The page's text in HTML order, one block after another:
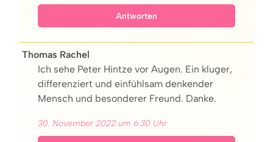
Antworten
Thomas Rachel
Ich sehe Peter Hintze vor Augen. Ein kluger,
differenziert und einfühlsam denkender
Mensch und besonderer Freund. Danke.
30. November 2022 um 6:30 Uhr